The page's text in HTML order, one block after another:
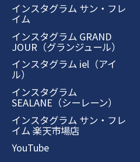
インスタグラム サン・フレ
イム
インスタグラム GRAND
JOUR（グランジュール）
インスタグラム iel（アイ
ル）
インスタグラム
SEALANE（シーレーン）
インスタグラム サン・フレ
イム 楽天市場店
YouTube